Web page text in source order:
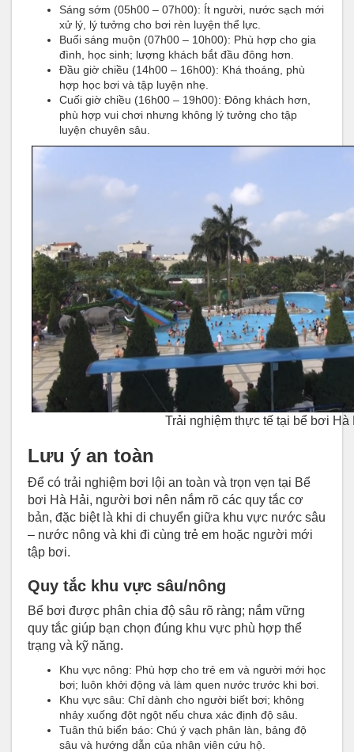
Sáng sớm (05h00 – 07h00): Ít người, nước sạch mới
xử lý, lý tưởng cho bơi rèn luyện thể lực.
Buổi sáng muộn (07h00 – 10h00): Phù hợp cho gia
đình, học sinh; lượng khách bắt đầu đông hơn.
Đầu giờ chiều (14h00 – 16h00): Khá thoáng, phù
hợp học bơi và tập luyện nhẹ.
Cuối giờ chiều (16h00 – 19h00): Đông khách hơn,
phù hợp vui chơi nhưng không lý tưởng cho tập
luyện chuyên sâu.
Trải nghiệm thực tế tại bể bơi Hà
Lưu ý an toàn
Để có trải nghiệm bơi lội an toàn và trọn vẹn tại Bể
bơi Hà Hải, người bơi nên nắm rõ các quy tắc cơ
bản, đặc biệt là khi di chuyển giữa khu vực nước sâu
– nước nông và khi đi cùng trẻ em hoặc người mới
tập bơi.
Quy tắc khu vực sâu/nông
Bể bơi được phân chia độ sâu rõ ràng; nắm vững
quy tắc giúp bạn chọn đúng khu vực phù hợp thể
trạng và kỹ năng.
Khu vực nông: Phù hợp cho trẻ em và người mới học
bơi; luôn khởi động và làm quen nước trước khi bơi.
Khu vực sâu: Chỉ dành cho người biết bơi; không
nhảy xuống đột ngột nếu chưa xác định độ sâu.
Tuân thủ biển báo: Chú ý vạch phân làn, bảng độ
sâu và hướng dẫn của nhân viên cứu hộ.